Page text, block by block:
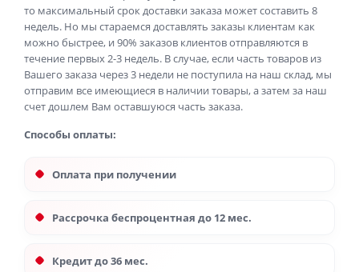
то максимальный срок доставки заказа может составить 8
недель. Но мы стараемся доставлять заказы клиентам как
можно быстрее, и 90% заказов клиентов отправляются в
течение первых 2-3 недель. В случае, если часть товаров из
Вашего заказа через 3 недели не поступила на наш склад, мы
отправим все имеющиеся в наличии товары, а затем за наш
счет дошлем Вам оставшуюся часть заказа.
Способы оплаты:
Оплата при получении
Рассрочка беспроцентная до 12 мес.
Кредит до 36 мес.